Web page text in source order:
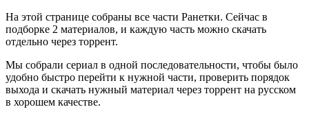
На этой странице собраны все части Ранетки. Сейчас в
подборке 2 материалов, и каждую часть можно скачать
отдельно через торрент.
Мы собрали сериал в одной последовательности, чтобы было
удобно быстро перейти к нужной части, проверить порядок
выхода и скачать нужный материал через торрент на русском
в хорошем качестве.